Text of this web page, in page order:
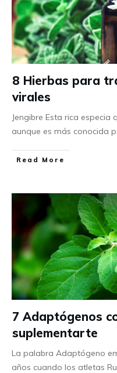
8 Hierbas para
virales
Jengibre Esta rica
aunque es más conocida
Read More
7 Adaptógenos
suplementarte
La palabra Adaptógeno
años cuando los atletas